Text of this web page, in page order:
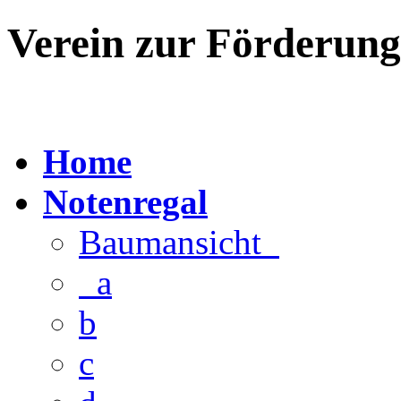
Verein zur
Home
Notenregal
Baumansicht
a
b
c